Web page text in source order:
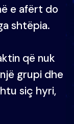
e afërt do
shtëpia.
që nuk
grupi dhe
siç hyri,